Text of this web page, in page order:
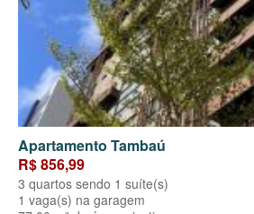
Apartamento Tambaú
R$ 856,99
3 quartos sendo 1 suíte(s)
1 vaga(s) na garagem